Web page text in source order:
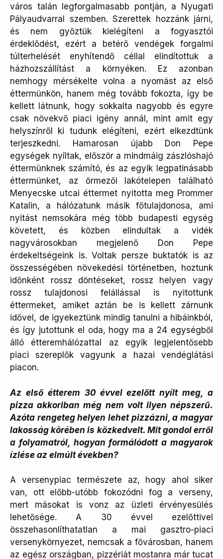
város talán legforgalmasabb pontján, a Nyugati
Pályaudvarral szemben. Szerettek hozzánk járni,
és nem győztük kielégíteni a fogyasztói
érdeklődést, ezért a betérő vendégek forgalmi
túlterhelését enyhítendő céllal elindítottuk a
házhozszállítást a környéken. Ez azonban
nemhogy mérsékelte volna a nyomást az első
éttermünkön, hanem még tovább fokozta, így be
kellett látnunk, hogy sokkalta nagyobb és egyre
csak növekvő piaci igény annál, mint amit egy
helyszínről ki tudunk elégíteni, ezért elkezdtünk
terjeszkedni. Hamarosan újabb Don Pepe
egységek nyíltak, először a mindmáig zászlóshajó
éttermünknek számító, és az egyik legpatinásabb
éttermünket, az őrmezői lakótelepen található
Menyecske utcai éttermet nyitotta meg Prommer
Katalin, a hálózatunk másik főtulajdonosa, ami
nyitást nemsokára még több budapesti egység
követett, és közben elindultak a vidék
nagyvárosokban megjelenő Don Pepe
érdekeltségeink is. Voltak persze buktatók is az
összességében növekedési történetben, hoztunk
időnként rossz döntéseket, rossz helyen vagy
rossz tulajdonosi felállással is nyitottunk
éttermeket, amiket aztán be is kellett zárnunk
idővel, de igyekeztünk mindig tanulni a hibáinkból,
és így jutottunk el oda, hogy ma a 24 egységből
álló étteremhálózattal az egyik legjelentősebb
piaci szereplők vagyunk a hazai vendéglátási
piacon.
Az első étterem 30 évvel ezelőtt nyílt meg, a
pizza akkoriban még nem volt ilyen népszerű.
Azóta rengeteg helyen lehet pizzázni, a magyar
lakosság körében is közkedvelt. Mit gondol erről
a folyamatról, hogyan formálódott a magyarok
ízlése az elmúlt években?
A versenypiac természete az, hogy ahol siker
van, ott előbb-utóbb fokozódni fog a verseny,
mert másokat is vonz az üzleti érvényesülés
lehetősége. A 30 évvel ezelőttivel
összehasonlíthatatlan a mai gasztro-piaci
versenykörnyezet, nemcsak a fővárosban, hanem
az egész országban, pizzériát mostanra már tucat